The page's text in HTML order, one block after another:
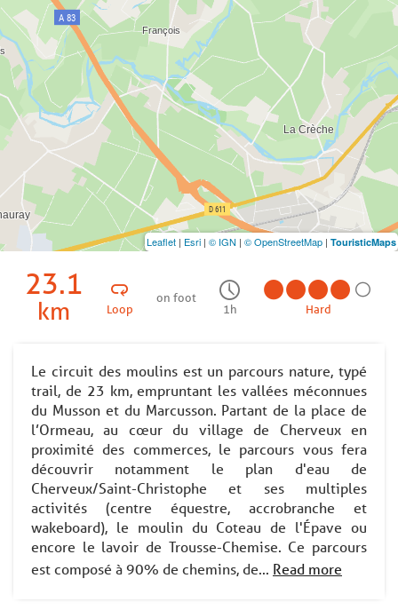
23.1
km Loop
on foot
1h Hard
Le circuit des moulins est un parcours nature, typé
trail, de 23 km, empruntant les vallées méconnues
du Musson et du Marcusson. Partant de la place de
l’Ormeau, au cœur du village de Cherveux en
proximité des commerces, le parcours vous fera
découvrir notamment le plan d'eau de
Cherveux/Saint-Christophe et ses multiples
activités (centre équestre, accrobranche et
wakeboard), le moulin du Coteau de l'Épave ou
encore le lavoir de Trousse-Chemise. Ce parcours
est composé à 90% de chemins, de... Read more
Leaflet | Esri | © IGN | © OpenStreetMap | TouristicMaps